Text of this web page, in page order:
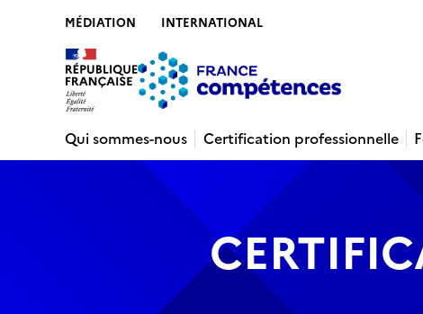
MÉDIATION INTERNATIONAL
Qui sommes-nous
Certification professionnelle